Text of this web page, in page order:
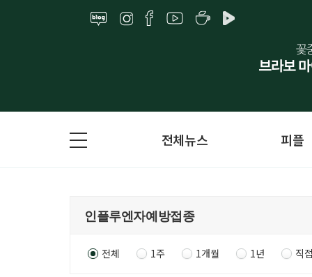
전체뉴스 피플
전체 1주 1개월 1년 직